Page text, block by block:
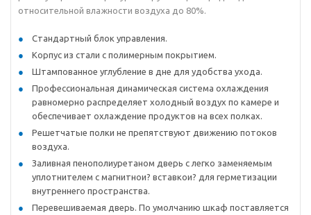
относительной влажности воздуха до 80%.
Стандартный блок управления.
Корпус из стали с полимерным покрытием.
Штампованное углубление в дне для удобства ухода.
Профессиональная динамическая система охлаждения
равномерно распределяет холодный воздух по камере и
обеспечивает охлаждение продуктов на всех полках.
Решетчатые полки не препятствуют движению потоков
воздуха.
Заливная пенополиуретаном дверь с легко заменяемым
уплотнителем с магнитнои? вставкои? для герметизации
внутреннего пространства.
Перевешиваемая дверь. По умолчанию шкаф поставляется